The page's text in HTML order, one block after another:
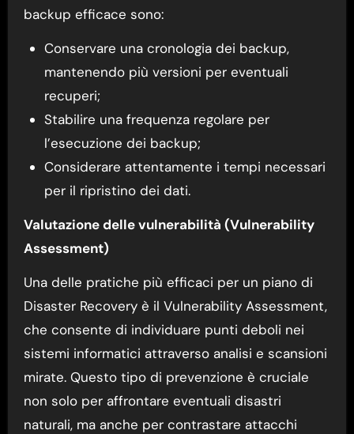
backup efficace sono:
Conservare una cronologia dei backup,
mantenendo più versioni per eventuali
recuperi;
Stabilire una frequenza regolare per
l’esecuzione dei backup;
Considerare attentamente i tempi necessari
per il ripristino dei dati.
Valutazione delle vulnerabilità (Vulnerability
Assessment)
Una delle pratiche più efficaci per un piano di
Disaster Recovery è il Vulnerability Assessment,
che consente di individuare punti deboli nei
sistemi informatici attraverso analisi e scansioni
mirate. Questo tipo di prevenzione è cruciale
non solo per affrontare eventuali disastri
naturali, ma anche per contrastare attacchi